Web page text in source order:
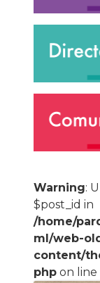
Warning:
$post_id in
/home/
ml/web-
content/
php on line